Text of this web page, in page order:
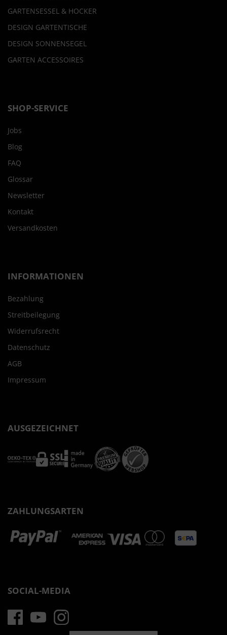
GARTENSESSEL & HOCKER
DESIGN GARTENTISCHE
DESIGN SONNENSEGEL
GARTEN ACCESSOIRES
SHOP-SERVICE
Jobs
Blog
FAQ
Glossar
Newsletter
Kontakt
Versandkosten
INFORMATIONEN
Bezahlung
Streitbeilegung
Widerrufsrecht
Datenschutz
AGB
Impressum
AUSGEZEICHNET
ZAHLUNGSARTEN
SOCIAL-MEDIA